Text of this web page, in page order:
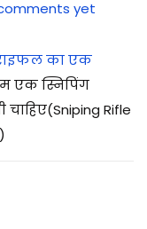
yet
राइफल का एक
एक स्निपिंग
Rifle